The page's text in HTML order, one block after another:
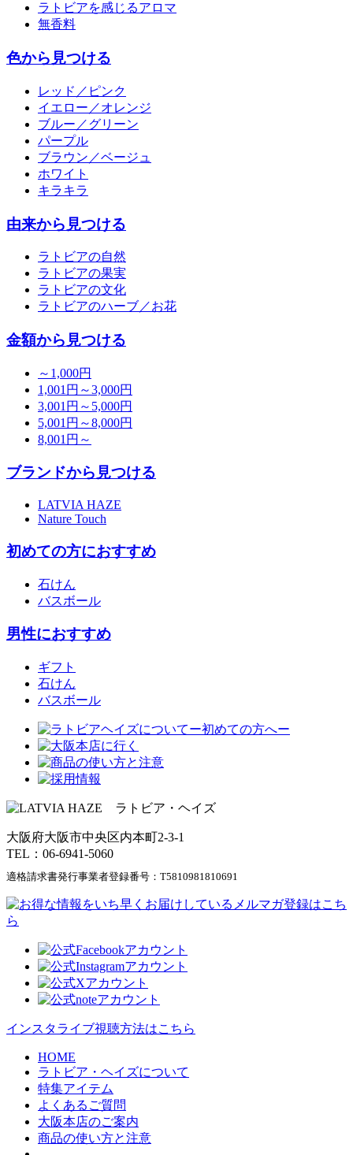
ラトビアを感じるアロマ
無香料
色から見つける
レッド／ピンク
イエロー／オレンジ
ブルー／グリーン
パープル
ブラウン／ベージュ
ホワイト
キラキラ
由来から見つける
ラトビアの自然
ラトビアの果実
ラトビアの文化
ラトビアのハーブ／お花
金額から見つける
～1,000円
1,001円～3,000円
3,001円～5,000円
5,001円～8,000円
8,001円～
ブランドから見つける
LATVIA HAZE
Nature Touch
初めての方におすすめ
石けん
バスボール
男性におすすめ
ギフト
石けん
バスボール
大阪府大阪市中央区内本町2-3-1
TEL：06-6941-5060
適格請求書発行事業者登録番号： T5810981810691
インスタライブ視聴方法はこちら
HOME
ラトビア・ヘイズについて
特集アイテム
よくあるご質問
大阪本店のご案内
商品の使い方と注意